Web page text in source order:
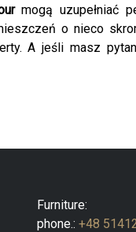
mogą uzupełniać
o nieco
A jeśli masz
Furniture:
phone.: +48